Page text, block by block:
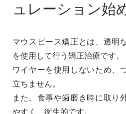
ュレーション始
マウスピース矯正とは、透明
を使用して行う矯正治療です。
ワイヤーを使用しないため、
立ちません。
また、食事や歯磨き時に取り
やすく、衛生的です。